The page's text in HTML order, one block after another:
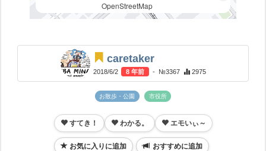
OpenStreetMap
caretaker
2018/6/2 8 年前 - №3367 2975
お散歩・公園 市役所
すてき！ わかる。 エモいぃ～
お気に入りに追加 おすすめに追加